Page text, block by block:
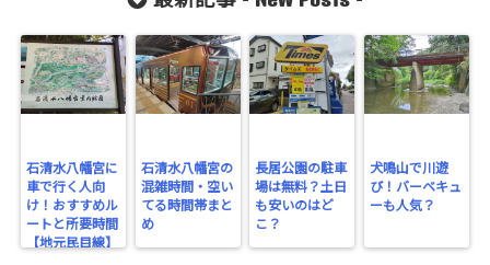
石清水八幡宮に
車で行く人向
け！おすすめル
ートと所要時間
【地元民目線】
石清水八幡宮の
混雑時間・空い
てる時間帯まと
め
長居公園の駐車
場は無料？土日
も安いのはど
こ？
犬鳴山で川遊
び！バーベキュ
ーも人気？